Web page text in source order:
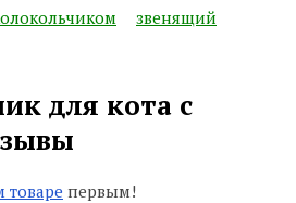
звенящий
для кота с
товаре первым!